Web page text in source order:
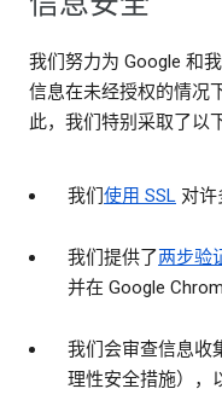
我们努力为 Google 和
信息在未经授权的情况
此，我们特别采取了以
我们使用 SSL 对许
我们提供了两步验
并在 Google
我们会审查信息收
理性安全措施），